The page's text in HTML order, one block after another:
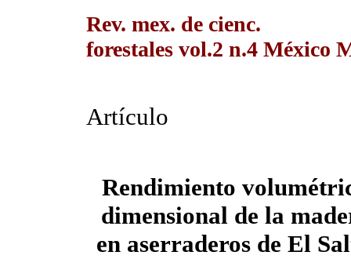
Rev. mex. de cienc.
forestales vol.2 n.4 México
Artículo
Rendimiento
dimensional de la
en aserraderos de El